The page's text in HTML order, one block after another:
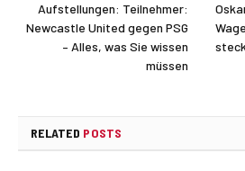
Aufstellungen: Teilnehmer:
Newcastle United gegen PSG
– Alles, was Sie wissen
müssen
RELATED POSTS